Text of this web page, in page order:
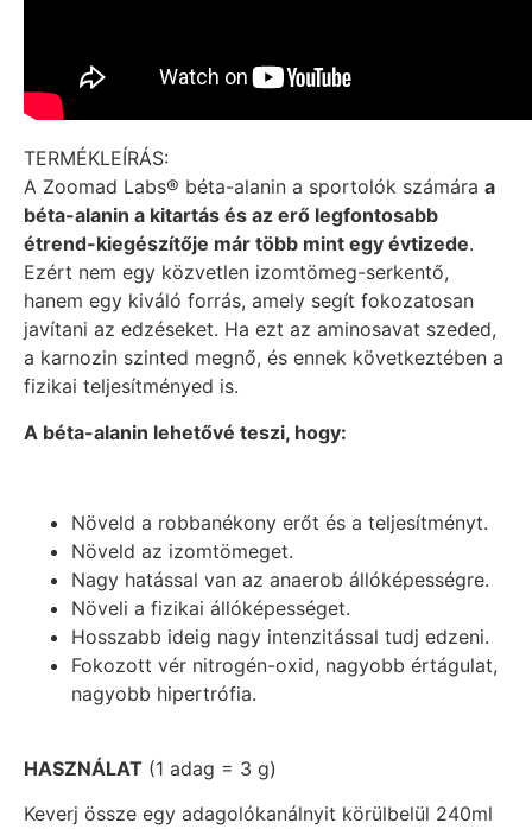
TERMÉKLEÍRÁS:
A Zoomad Labs® béta-alanin a sportolók számára a
béta-alanin a kitartás és az erő legfontosabb
étrend-kiegészítője már több mint egy évtizede.
Ezért nem egy közvetlen izomtömeg-serkentő,
hanem egy kiváló forrás, amely segít fokozatosan
javítani az edzéseket. Ha ezt az aminosavat szeded,
a karnozin szinted megnő, és ennek következtében a
fizikai teljesítményed is.
A béta-alanin lehetővé teszi, hogy:
Növeld a robbanékony erőt és a teljesítményt.
Növeld az izomtömeget.
Nagy hatással van az anaerob állóképességre.
Növeli a fizikai állóképességet.
Hosszabb ideig nagy intenzitással tudj edzeni.
Fokozott vér nitrogén-oxid, nagyobb értágulat,
nagyobb hipertrófia.
HASZNÁLAT (1 adag = 3 g)
Keverj össze egy adagolókanálnyit körülbelül 240ml